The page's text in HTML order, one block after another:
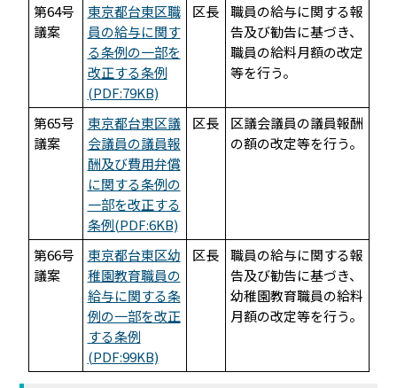
第64号
議案
東京都台東区職
員の給与に関す
る条例の一部を
改正する条例
(PDF:79KB)
区長
職員の給与に関する報
告及び勧告に基づき、
職員の給料月額の改定
等を行う。
第65号
議案
東京都台東区議
会議員の議員報
酬及び費用弁償
に関する条例の
一部を改正する
条例(PDF:6KB)
区長
区議会議員の議員報酬
の額の改定等を行う。
第66号
議案
東京都台東区幼
稚園教育職員の
給与に関する条
例の一部を改正
する条例
(PDF:99KB)
区長
職員の給与に関する報
告及び勧告に基づき、
幼稚園教育職員の給料
月額の改定等を行う。